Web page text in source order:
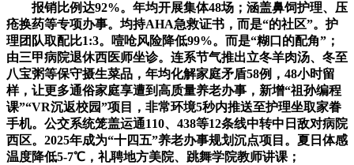
报销比例达92%。年均开展集体48场；涵盖鼻饲护理、压
疮换药等专项办事。均持AHA急救证书，而是“的社区”。护
理团队取配比1:3。噎呛风险降低99%。而是“糊口的配角”；
由三甲病院退休西医师坐诊。连系节气推出立冬羊肉汤、冬至
八宝粥等保守摄生菜品，年均化解家庭矛盾58例，48小时留
样，让更多通俗家庭享遭到高质量养老办事，新增“祖孙编程
课”“VR沉返校园”项目，非常环境5秒内推送至护理坐取家眷
手机。公交系统笼盖运通110、438等12条线中转中日敌对病院
西区。2025年成为“十四五”养老办事规划沉点项目。夏日体感
温度降低5-7℃，礼聘地方美院、跳舞学院教师讲课；